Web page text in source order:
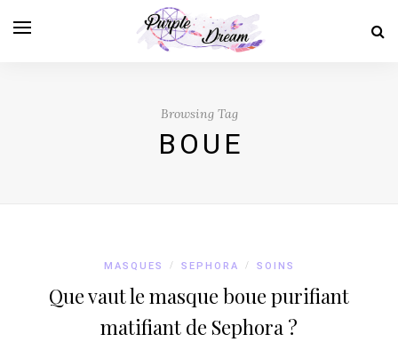
Browsing Tag
BOUE
MASQUES / SEPHORA / SOINS
Que vaut le masque boue purifiant
matifiant de Sephora ?